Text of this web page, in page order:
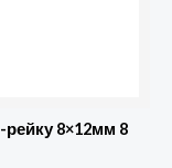
рейку 8×12мм 8